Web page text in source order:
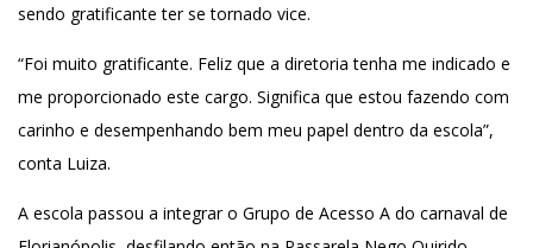
sendo gratificante ter se tornado vice.
“Foi muito gratificante. Feliz que a diretoria tenha me indicado e
me proporcionado este cargo. Significa que estou fazendo com
carinho e desempenhando bem meu papel dentro da escola”,
conta Luiza.
A escola passou a integrar o Grupo de Acesso A do carnaval de